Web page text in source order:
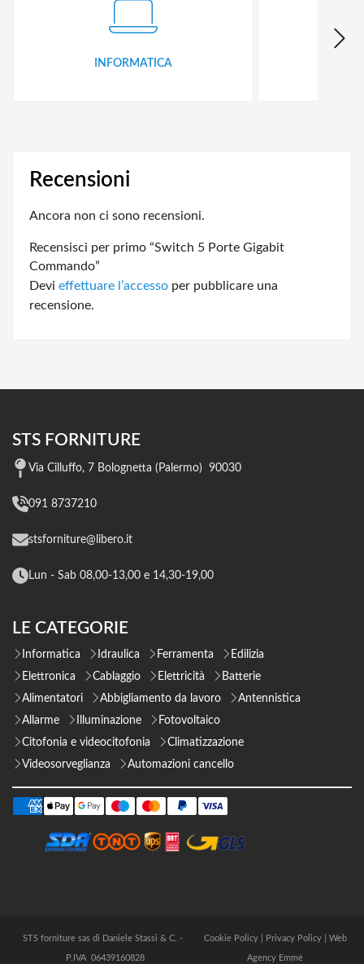
INFORMATICA
Recensioni
Ancora non ci sono recensioni.
Recensisci per primo “Switch 5 Porte Gigabit
Commando”
Devi effettuare l’accesso per pubblicare una
recensione.
STS FORNITURE
Via Cilluffo, 7 Bolognetta (Palermo) 90030
091 8737210
stsforniture@libero.it
Lun - Sab 08,00-13,00 e 14,30-19,00
LE CATEGORIE
Informatica Idraulica Ferramenta
Edilizia
Elettronica
Cablaggio Elettricità
Batterie
Alimentatori
Abbigliamento da lavoro
Antennistica
Allarme
Illuminazione
Fotovoltaico
Citofonia e videocitofonia
Climatizzazione
Videosorveglianza
Automazioni cancello
STS forniture sas di Daniele Stassi & C. -
P.IVA 06439160828
Cookie Policy| Privacy Policy| Web
Agency Emmè